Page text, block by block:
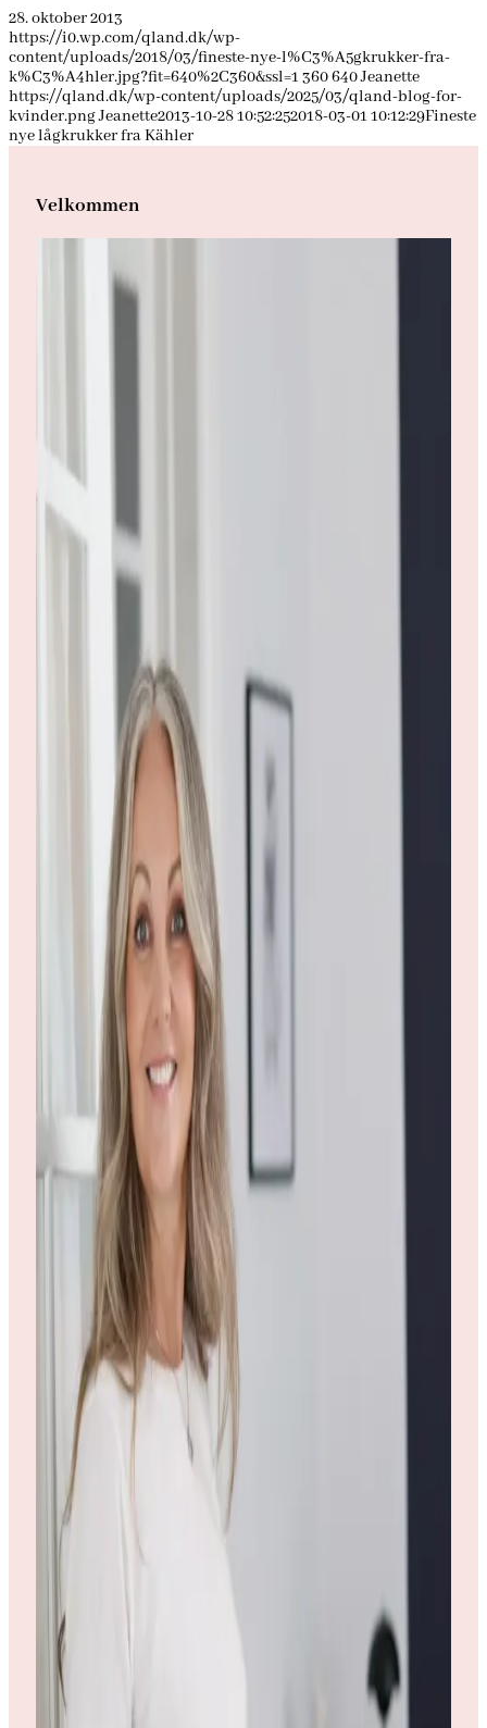
28. oktober 2013
https://i0.wp.com/qland.dk/wp-
content/uploads/2018/03/fineste-nye-l%C3%A5gkrukker-fra-
k%C3%A4hler.jpg?fit=640%2C360&ssl=1 360640Jeanette
https://qland.dk/wp-content/uploads/2025/03/qland-blog-for-
kvinder.pngJeanette2013-10-28 10:52:252018-03-01 10:12:29Fineste
nye lågkrukker fra Kähler
Velkommen